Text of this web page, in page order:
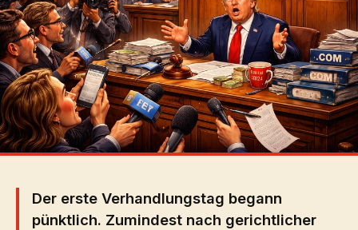
Der erste Verhandlungstag begann
pünktlich. Zumindest nach gerichtlicher